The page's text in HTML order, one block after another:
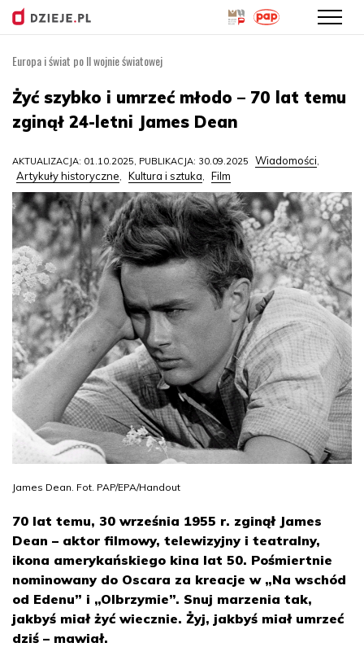
treści
Europa i świat po II wojnie światowej
Żyć szybko i umrzeć młodo – 70 lat temu
zginął 24-letni James Dean
AKTUALIZACJA: 01.10.2025, PUBLIKACJA: 30.09.2025 Wiadomości,
Artykuły historyczne, Kultura i sztuka, Film
James Dean. Fot. PAP/EPA/Handout
70 lat temu, 30 września 1955 r. zginął James
Dean – aktor filmowy, telewizyjny i teatralny,
ikona amerykańskiego kina lat 50. Pośmiertnie
nominowany do Oscara za kreacje w „Na wschód
od Edenu” i „Olbrzymie”. Snuj marzenia tak,
jakbyś miał żyć wiecznie. Żyj, jakbyś miał umrzeć
dziś – mawiał.